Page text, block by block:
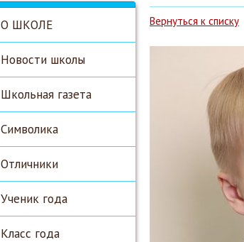
О ШКОЛЕ
Новости школы
Школьная газета
Символика
Отличники
Ученик года
Класс года
Вернуться к списку